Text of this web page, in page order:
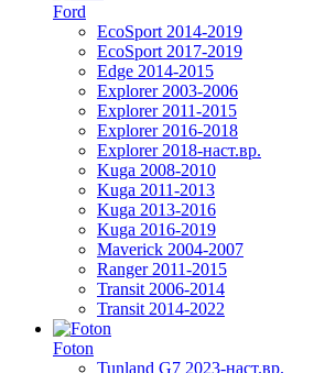
Ford
EcoSport 2014-2019
EcoSport 2017-2019
Edge 2014-2015
Explorer 2003-2006
Explorer 2011-2015
Explorer 2016-2018
Explorer 2018-наст.вр.
Kuga 2008-2010
Kuga 2011-2013
Kuga 2013-2016
Kuga 2016-2019
Maverick 2004-2007
Ranger 2011-2015
Transit 2006-2014
Transit 2014-2022
Foton
Tunland G7 2023-наст.вр.